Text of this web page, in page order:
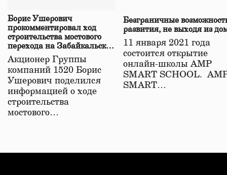
Борис Ушерович
прокомментировал ход
строительства мостового
перехода на Забайкальской
железной дороге
Акционер Группы
компаний 1520 Борис
Ушерович поделился
информацией о ходе
строительства
мостового…
Безграничные
развития, не выходя из
11 января 2021 года
состоится открытие
онлайн-школы АМР
SMART SCHOOL.
SMART…